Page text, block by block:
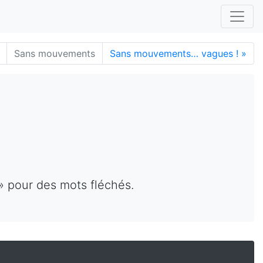
Sans mouvements Sans mouvements… vagues ! »
pour des mots fléchés.